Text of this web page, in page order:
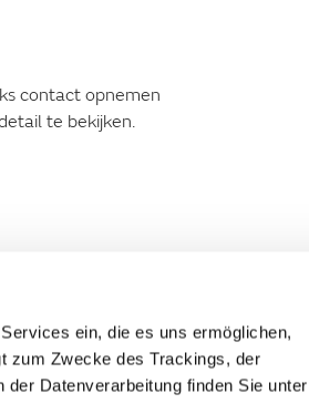
ein, die es uns ermöglichen,
zum Zwecke des Trackings, der
Datenverarbeitung finden Sie unter
contact opnemen
te bekijken.